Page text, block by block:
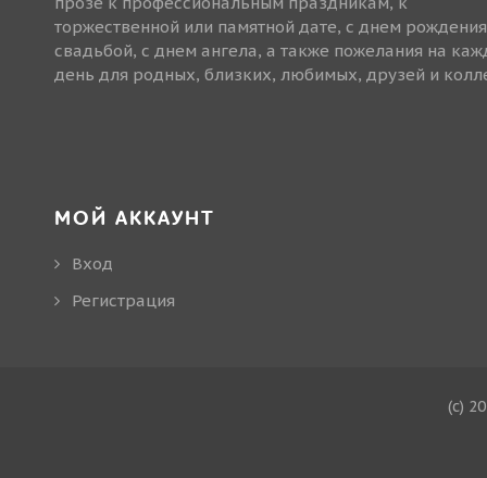
торжественной или памятной дате, с днем
свадьбой, с днем ангела, а также пожелания на
день для родных, близких, любимых, друзей и
МОЙ АККАУНТ
Вход
Регистрация
(c)